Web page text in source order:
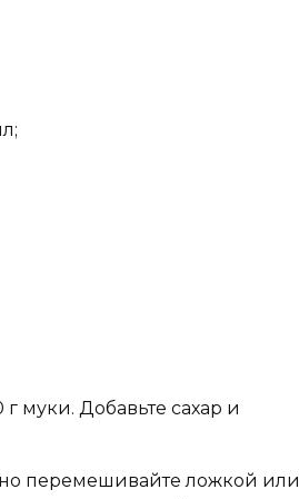
муки. Добавьте сахар и
перемешивайте ложкой или